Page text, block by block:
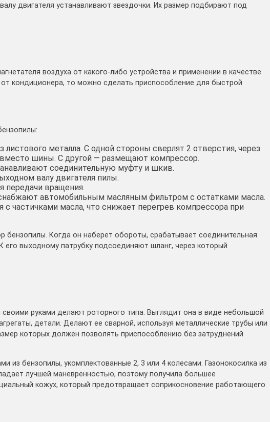
двигателя устанавливают звездочки. Их размер подбирают под
воздуха от какого-либо устройства и применении в качестве
кондиционера, то можно сделать приспособление для быстрой
металла. С одной стороны сверлят 2 отверстия, через
шины. С другой — размещают компрессор.
соединительную муфту и шкив.
валу двигателя пилы.
вращения.
снабжают автомобильным масляным фильтром с остатками масла.
с частичками масла, что снижает перегрев компрессора при
бензопилы. Когда он наберет обороты, срабатывает соединительная
его выходному патрубку подсоединяют шланг, через который
своими руками делают роторного типа. Выглядит она в виде небольшой
детали. Делают ее сварной, используя металлические трубы или
которых должен позволять приспособлению без затруднений
из бензопилы, укомплектованные 2, 3 или 4 колесами. Газонокосилка из
лучшей маневренностью, поэтому получила большее
кожух, который предотвращает соприкосновение работающего